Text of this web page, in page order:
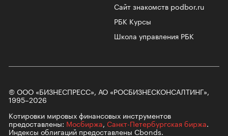
Сайт знакомств podbor.ru
РБК Курсы
Школа управления РБК
© ООО «БИЗНЕСПРЕСС», АО «РОСБИЗНЕСКОНСАЛТИНГ»,
1995–2026
Котировки мировых финансовых инструментов
предоставлены: Мосбиржа, Санкт-Петербургская биржа.
Индексы облигаций предоставлены Cbonds.